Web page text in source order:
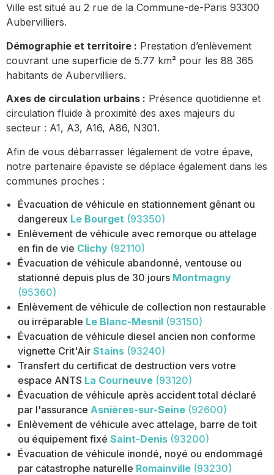
Ville est situé au 2 rue de la Commune-de-Paris 93300
Aubervilliers.
Démographie et territoire : Prestation d’enlèvement
couvrant une superficie de 5.77 km² pour les 88 365
habitants de Aubervilliers.
Axes de circulation urbains : Présence quotidienne et
circulation fluide à proximité des axes majeurs du
secteur : A1, A3, A16, A86, N301.
Afin de vous débarrasser légalement de votre épave,
notre partenaire épaviste se déplace également dans les
communes proches :
Évacuation de véhicule en stationnement gênant ou
dangereux Le Bourget (93350)
Enlèvement de véhicule avec remorque ou attelage
en fin de vie Clichy (92110)
Évacuation de véhicule abandonné, ventouse ou
stationné depuis plus de 30 jours Montmagny
(95360)
Enlèvement de véhicule de collection non restaurable
ou irréparable Le Blanc-Mesnil (93150)
Évacuation de véhicule diesel ancien non conforme
vignette Crit'Air Stains (93240)
Transfert du certificat de destruction vers votre
espace ANTS La Courneuve (93120)
Évacuation de véhicule après accident total déclaré
par l'assurance Asnières-sur-Seine (92600)
Enlèvement de véhicule avec attelage, barre de toit
ou équipement fixé Saint-Denis (93200)
Évacuation de véhicule inondé, noyé ou endommagé
par catastrophe naturelle Romainville (93230)